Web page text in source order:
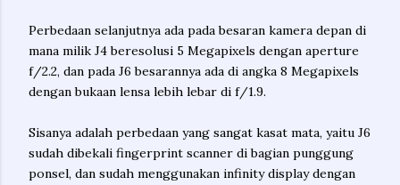
Perbedaan selanjutnya ada pada besaran kamera depan di
mana milik J4 beresolusi 5 Megapixels dengan aperture
f/2.2, dan pada J6 besarannya ada di angka 8 Megapixels
dengan bukaan lensa lebih lebar di f/1.9.
Sisanya adalah perbedaan yang sangat kasat mata, yaitu J6
sudah dibekali fingerprint scanner di bagian punggung
ponsel, dan sudah menggunakan infinity display dengan